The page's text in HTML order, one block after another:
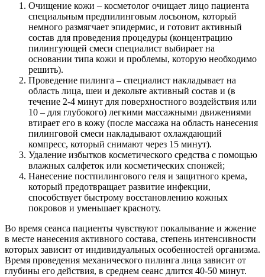
Очищение кожи – косметолог очищает лицо пациента
специальным предпилинговым лосьоном, который
немного размягчает эпидермис, и готовит активный
состав для проведения процедуры (концентрацию
пилингующей смеси специалист выбирает на
основании типа кожи и проблемы, которую необходимо
решить).
Проведение пилинга – специалист накладывает на
область лица, шеи и декольте активный состав и (в
течение 2-4 минут для поверхностного воздействия или
10 – для глубокого) легкими массажными движениями
втирает его в кожу (после массажа на область нанесения
пилинговой смеси накладывают охлаждающий
компресс, который снимают через 15 минут).
Удаление избытков косметического средства с помощью
влажных салфеток или косметических спонжей;
Нанесение постпилингового геля и защитного крема,
который предотвращает развитие инфекции,
способствует быстрому восстановлению кожных
покровов и уменьшает красноту.
Во время сеанса пациенты чувствуют покалывание и жжение
в месте нанесения активного состава, степень интенсивности
которых зависит от индивидуальных особенностей организма.
Время проведения механического пилинга лица зависит от
глубины его действия, в среднем сеанс длится 40-50 минут.